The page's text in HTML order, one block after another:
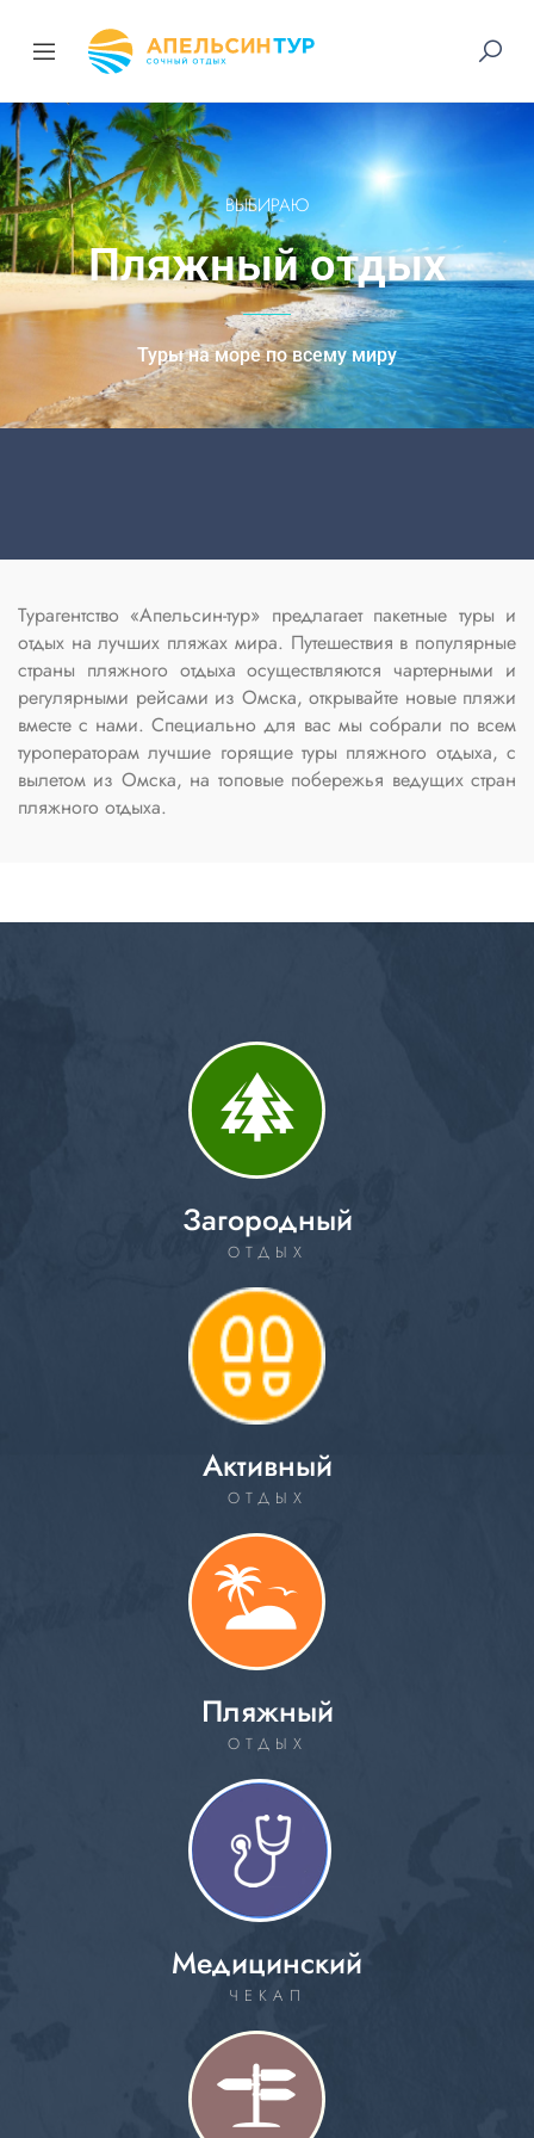
ВЫБИРАЮ
Пляжный отдых
Туры на море по всему миру
Турагентство «Апельсин-тур» предлагает пакетные туры и
отдых на лучших пляжах мира. Путешествия в популярные
страны пляжного отдыха осуществляются чартерными и
регулярными рейсами из Омска, открывайте новые пляжи
вместе с нами. Специально для вас мы собрали по всем
туроператорам лучшие горящие туры пляжного отдыха, с
вылетом из Омска, на топовые побережья ведущих стран
пляжного отдыха.
Загородный
ОТДЫХ
Активный
ОТДЫХ
Пляжный
ОТДЫХ
Медицинский
ЧЕКАП